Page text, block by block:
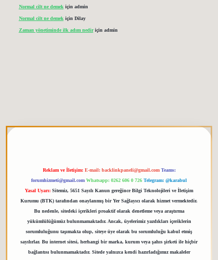
Normal cilt ne demekiçin admin
Normal cilt ne demek için Dilay
Zaman yönetiminde ilk adım nediriçin admin
Reklam ve İletişim: E-mail: backlinkpaneli@gmail.com Teams:
forumhizmeti@gmail.com Whatsapp: 0262 606 0 726 Telegram: @karabul
Yasal Uyarı: Sitemiz, 5651 Sayılı Kanun gereğince Bilgi Teknolojileri ve İletişim
Kurumu (BTK) tarafından onaylanmış bir Yer Sağlayıcı olarak hizmet vermektedir.
Bu nedenle, sitedeki içerikleri proaktif olarak denetleme veya araştırma
yükümlülüğümüz bulunmamaktadır. Ancak, üyelerimiz yazdıkları içeriklerin
sorumluluğunu taşımakta olup, siteye üye olarak bu sorumluluğu kabul etmiş
sayılırlar. Bu internet sitesi, herhangi bir marka, kurum veya şahıs şirketi ile hiçbir
bağlantısı bulunmamaktadır. Sitede yalnızca kendi hazırladığımız makaleler